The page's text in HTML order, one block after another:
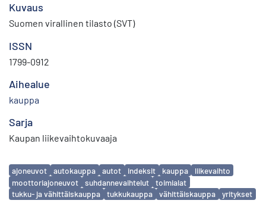
Kuvaus
Suomen virallinen tilasto (SVT)
ISSN
1799-0912
Aihealue
kauppa
Sarja
Kaupan liikevaihtokuvaaja
Avainsanat
ajoneuvot autokauppa autot indeksit kauppa
liikevaihto
moottoriajoneuvot
suhdannevaihtelut
toimialat
tukku- ja vähittäiskauppa
tukkukauppa vähittäiskauppa yritykset